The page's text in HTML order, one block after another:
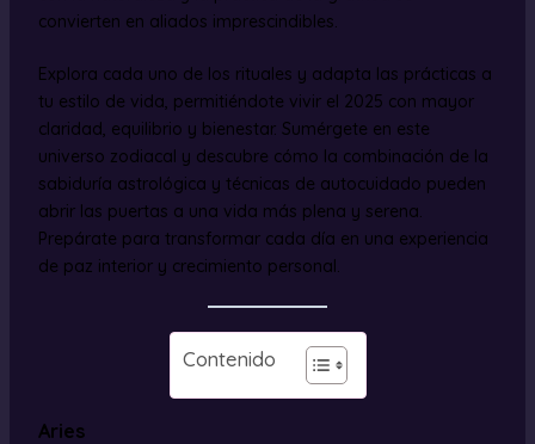
convierten en aliados imprescindibles.
Explora cada uno de los rituales y adapta las prácticas a
tu estilo de vida, permitiéndote vivir el 2025 con mayor
claridad, equilibrio y bienestar. Sumérgete en este
universo zodiacal y descubre cómo la combinación de la
sabiduría astrológica y técnicas de autocuidado pueden
abrir las puertas a una vida más plena y serena.
Prepárate para transformar cada día en una experiencia
de paz interior y crecimiento personal.
Contenido
Aries